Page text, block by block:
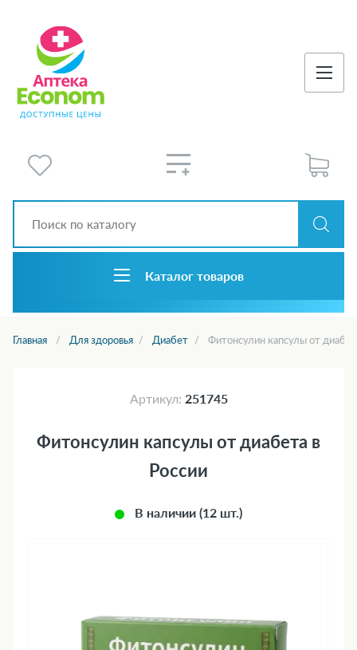
Каталог товаров
Главная Для здоровья Диабет Фитонсулин капсулы от
Артикул: 251745
В наличии (12 шт.)
Фитонсулин капсулы от диабета в
России